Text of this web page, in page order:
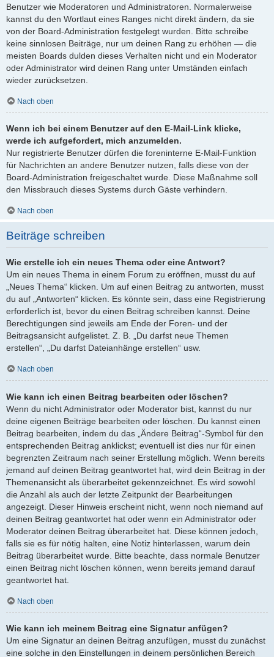
Benutzer wie Moderatoren und Administratoren. Normalerweise
kannst du den Wortlaut eines Ranges nicht direkt ändern, da sie
von der Board-Administration festgelegt wurden. Bitte schreibe
keine sinnlosen Beiträge, nur um deinen Rang zu erhöhen — die
meisten Boards dulden dieses Verhalten nicht und ein Moderator
oder Administrator wird deinen Rang unter Umständen einfach
wieder zurücksetzen.
Nach oben
Wenn ich bei einem Benutzer auf den E-Mail-Link klicke,
werde ich aufgefordert, mich anzumelden.
Nur registrierte Benutzer dürfen die foreninterne E-Mail-Funktion
für Nachrichten an andere Benutzer nutzen, falls diese von der
Board-Administration freigeschaltet wurde. Diese Maßnahme soll
den Missbrauch dieses Systems durch Gäste verhindern.
Nach oben
Beiträge schreiben
Wie erstelle ich ein neues Thema oder eine Antwort?
Um ein neues Thema in einem Forum zu eröffnen, musst du auf
„Neues Thema“ klicken. Um auf einen Beitrag zu antworten, musst
du auf „Antworten“ klicken. Es könnte sein, dass eine Registrierung
erforderlich ist, bevor du einen Beitrag schreiben kannst. Deine
Berechtigungen sind jeweils am Ende der Foren- und der
Beitragsansicht aufgelistet. Z. B. „Du darfst neue Themen
erstellen“, „Du darfst Dateianhänge erstellen“ usw.
Nach oben
Wie kann ich einen Beitrag bearbeiten oder löschen?
Wenn du nicht Administrator oder Moderator bist, kannst du nur
deine eigenen Beiträge bearbeiten oder löschen. Du kannst einen
Beitrag bearbeiten, indem du das „Ändere Beitrag“-Symbol für den
entsprechenden Beitrag anklickst; eventuell ist dies nur für einen
begrenzten Zeitraum nach seiner Erstellung möglich. Wenn bereits
jemand auf deinen Beitrag geantwortet hat, wird dein Beitrag in der
Themenansicht als überarbeitet gekennzeichnet. Es wird sowohl
die Anzahl als auch der letzte Zeitpunkt der Bearbeitungen
angezeigt. Dieser Hinweis erscheint nicht, wenn noch niemand auf
deinen Beitrag geantwortet hat oder wenn ein Administrator oder
Moderator deinen Beitrag überarbeitet hat. Diese können jedoch,
falls sie es für nötig halten, eine Notiz hinterlassen, warum dein
Beitrag überarbeitet wurde. Bitte beachte, dass normale Benutzer
einen Beitrag nicht löschen können, wenn bereits jemand darauf
geantwortet hat.
Nach oben
Wie kann ich meinem Beitrag eine Signatur anfügen?
Um eine Signatur an deinen Beitrag anzufügen, musst du zunächst
eine solche in den Einstellungen in deinem persönlichen Bereich